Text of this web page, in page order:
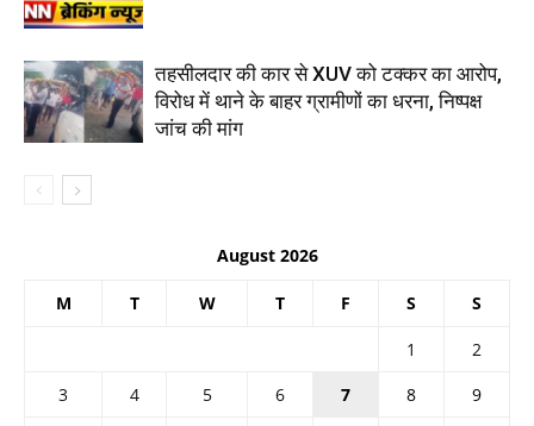
तहसीलदार की कार से XUV को टक्कर का आरोप,
विरोध में थाने के बाहर ग्रामीणों का धरना, निष्पक्ष
जांच की मांग
August 2026
M T W T F S S
1
2
3
4 5 6 7 8
9